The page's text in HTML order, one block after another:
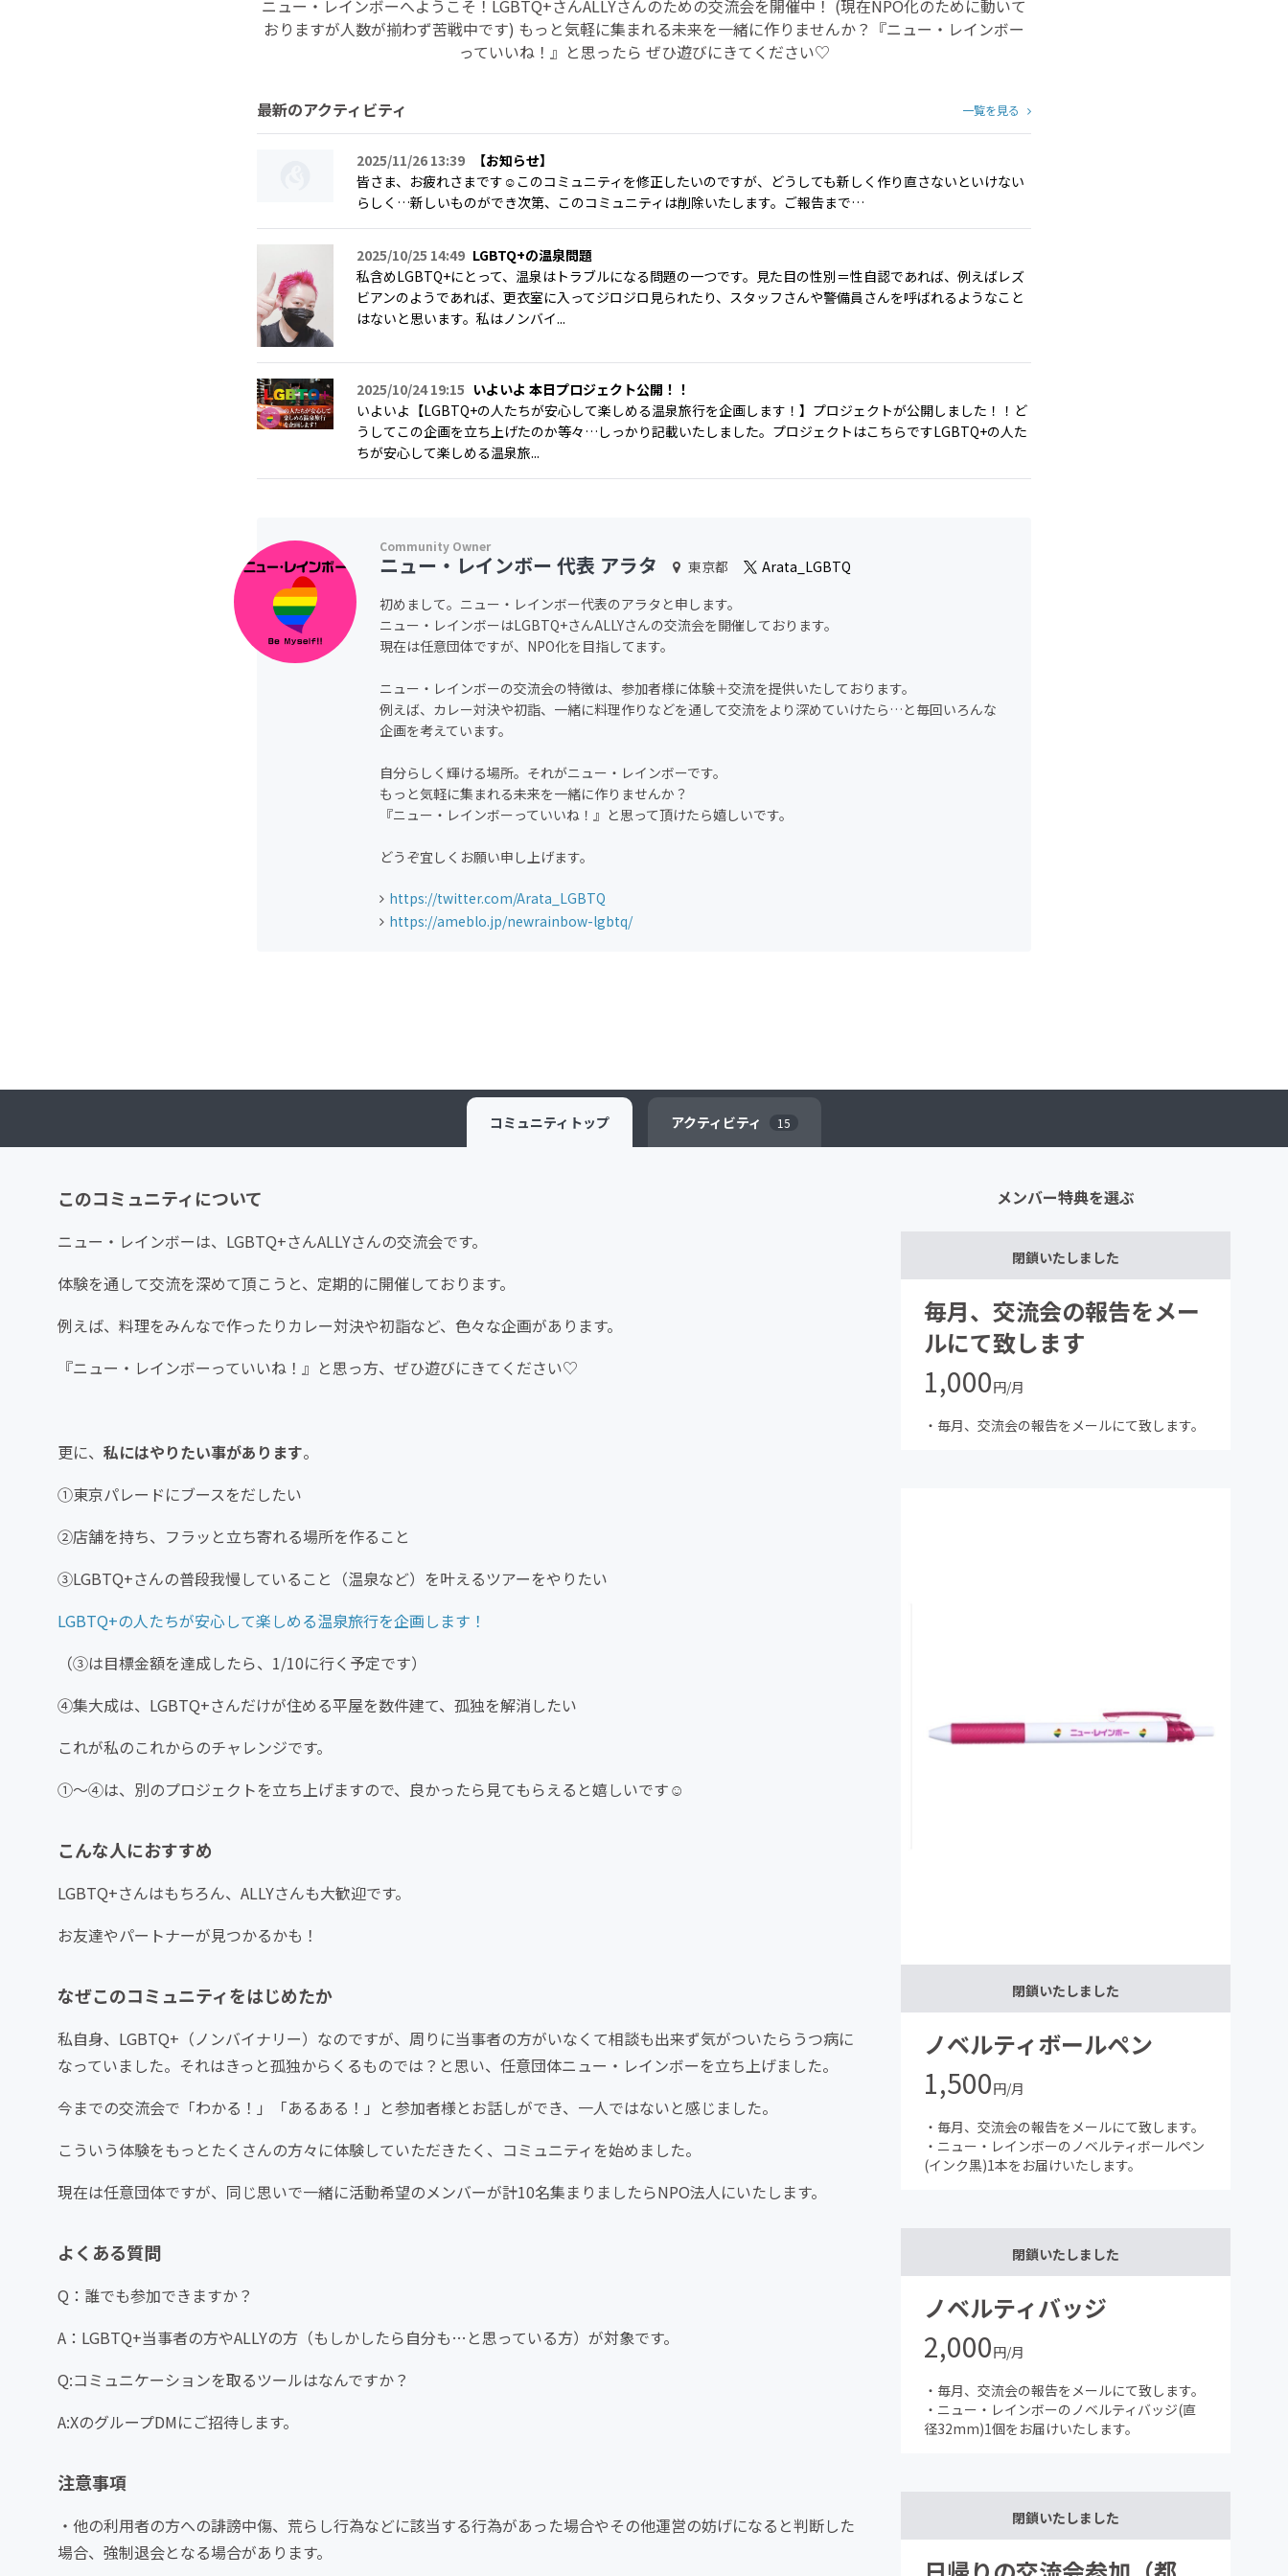
ニュー・レインボーへようこそ！LGBTQ+さんALLYさんのための交流会を開催中！ (現在NPO化のために動いて
おりますが人数が揃わず苦戦中です) もっと気軽に集まれる未来を一緒に作りませんか？『ニュー・レインボー
っていいね！』と思ったら ぜひ遊びにきてください♡
最新のアクティビティ 一覧を見る
2025/11/26 13:39
【お知らせ】
皆さま、お疲れさまです☺このコミュニティを修正したいのですが、どうしても新しく作り直さないといけない
らしく…新しいものができ次第、このコミュニティは削除いたします。ご報告まで…
2025/10/25 14:49 LGBTQ+の温泉問題
私含めLGBTQ+にとって、温泉はトラブルになる問題の一つです。見た目の性別＝性自認であれば、例えばレズ
ビアンのようであれば、更衣室に入ってジロジロ見られたり、スタッフさんや警備員さんを呼ばれるようなこと
はないと思います。私はノンバイ...
2025/10/24 19:15 いよいよ 本日プロジェクト公開！！
いよいよ【LGBTQ+の人たちが安心して楽しめる温泉旅行を企画します！】プロジェクトが公開しました！！ど
うしてこの企画を立ち上げたのか等々…しっかり記載いたしました。プロジェクトはこちらですLGBTQ+の人た
ちが安心して楽しめる温泉旅...
ニュー・レインボー 代表 アラタ 東京都
Arata_LGBTQ
初めまして。ニュー・レインボー代表のアラタと申します。
ニュー・レインボーはLGBTQ+さんALLYさんの交流会を開催しております。
現在は任意団体ですが、NPO化を目指してます。
ニュー・レインボーの交流会の特徴は、参加者様に体験＋交流を提供いたしております。
例えば、カレー対決や初詣、一緒に料理作りなどを通して交流をより深めていけたら…と毎回いろんな
企画を考えています。
自分らしく輝ける場所。それがニュー・レインボーです。
もっと気軽に集まれる未来を一緒に作りませんか？
『ニュー・レインボーっていいね！』と思って頂けたら嬉しいです。
どうぞ宜しくお願い申し上げます。
https://twitter.com/Arata_LGBTQ
https://ameblo.jp/newrainbow-lgbtq/
コミュニティ トップ アクティビティ 15
このコミュニティについて
ニュー・レインボーは、LGBTQ+さんALLYさんの交流会です。
体験を通して交流を深めて頂こうと、定期的に開催しております。
例えば、料理をみんなで作ったりカレー対決や初詣など、色々な企画があります。
『ニュー・レインボーっていいね！』と思っ方、ぜひ遊びにきてください♡
更に、 私にはやりたい事があります。
①東京パレードにブースをだしたい
②店舗を持ち、フラッと立ち寄れる場所を作ること
③LGBTQ+さんの普段我慢していること（温泉など）を叶えるツアーをやりたい
LGBTQ+の人たちが安心して楽しめる温泉旅行を企画します！
（③は目標金額を達成したら、1/10に行く予定です）
④集大成は、LGBTQ+さんだけが住める平屋を数件建て、孤独を解消したい
これが私のこれからのチャレンジです。
①～④は、別のプロジェクトを立ち上げますので、良かったら見てもらえると嬉しいです☺
こんな人におすすめ
LGBTQ+さんはもちろん、ALLYさんも大歓迎です。
お友達やパートナーが見つかるかも！
なぜこのコミュニティをはじめたか
私自身、LGBTQ+（ノンバイナリー）なのですが、周りに当事者の方がいなくて相談も出来ず気がついたらうつ病に
なっていました。それはきっと孤独からくるものでは？と思い、任意団体ニュー・レインボーを立ち上げました。
今までの交流会で「わかる！」「あるある！」と参加者様とお話しができ、一人ではないと感じました。
こういう体験をもっとたくさんの方々に体験していただきたく、コミュニティを始めました。
現在は任意団体ですが、同じ思いで一緒に活動希望のメンバーが計10名集まりましたらNPO法人にいたします。
よくある質問
Q：誰でも参加できますか？
A：LGBTQ+当事者の方やALLYの方（もしかしたら自分も…と思っている方）が対象です。
Q:コミュニケーションを取るツールはなんですか？
A:XのグループDMにご招待します。
注意事項
・他の利用者の方への誹謗中傷、荒らし行為などに該当する行為があった場合やその他運営の妨げになると判断した
場合、強制退会となる場合があります。
メンバー特典を選ぶ
閉鎖いたしました
毎月、交流会の報告をメー
ルにて致します
1,000円/月
・毎月、交流会の報告をメールにて致します。
閉鎖いたしました
ノベルティボールペン
1,500円/月
・毎月、交流会の報告をメールにて致します。
・ニュー・レインボーのノベルティボールペン
(インク黒)1本をお届けいたします。
閉鎖いたしました
ノベルティバッジ
2,000円/月
・毎月、交流会の報告をメールにて致します。
・ニュー・レインボーのノベルティバッジ(直
径32mm)1個をお届けいたします。
閉鎖いたしました